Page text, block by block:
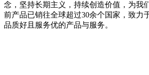
念，坚持长期主义，持续创造价值，为我
前产品已销往全球超过30余个国家，致力
品质好且服务优的产品与服务。